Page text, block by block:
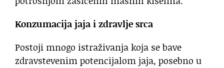
Konzumacija jaja i zdravlje srca
Postoji mnogo istraživanja koja se bave
zdravstevenim potencijalom jaja, posebno u